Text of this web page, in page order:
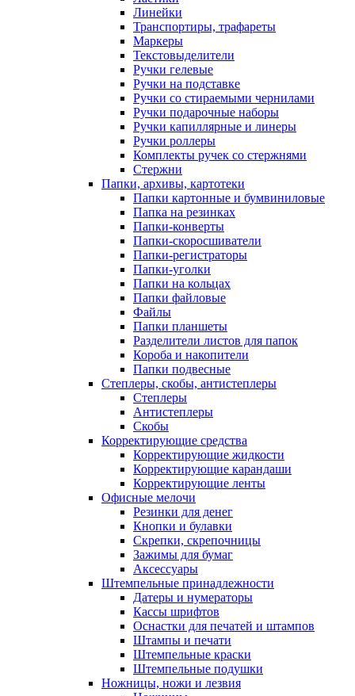
Линейки
Транспортиры, трафареты
Маркеры
Текстовыделители
Ручки гелевые
Ручки на подставке
Ручки со стираемыми чернилами
Ручки подарочные наборы
Ручки капиллярные и линеры
Ручки роллеры
Комплекты ручек со стержнями
Стержни
Папки, архивы, картотеки
Папки картонные и бумвиниловые
Папка на резинках
Папки-конверты
Папки-скоросшиватели
Папки-регистраторы
Папки-уголки
Папки на кольцах
Папки файловые
Файлы
Папки планшеты
Разделители листов для папок
Короба и накопители
Папки подвесные
Степлеры, скобы, антистеплеры
Степлеры
Антистеплеры
Скобы
Корректирующие средства
Корректирующие жидкости
Корректирующие карандаши
Корректирующие ленты
Офисные мелочи
Резинки для денег
Кнопки и булавки
Скрепки, скрепочницы
Зажимы для бумаг
Аксессуары
Штемпельные принадлежности
Датеры и нумераторы
Кассы шрифтов
Оснастки для печатей и штампов
Штампы и печати
Штемпельные краски
Штемпельные подушки
Ножницы, ножи и лезвия